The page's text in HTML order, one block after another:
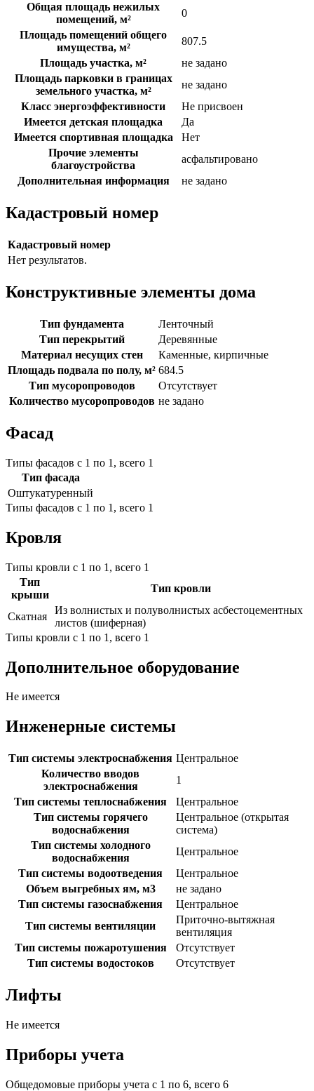
Общая площадь нежилых
помещений, м²
0
Площадь помещений общего
имущества, м²
807.5
Площадь участка, м²
не задано
Площадь парковки в границах
земельного участка, м²
не задано
Класс энергоэффективности
Не присвоен
Имеется детская площадка
Да
Имеется спортивная площадка
Нет
Прочие элементы
благоустройства
асфальтировано
Дополнительная информация
не задано
Кадастровый номер
Кадастровый номер
Нет результатов.
Конструктивные элементы дома
Тип фундамента
Ленточный
Тип перекрытий
Деревянные
Материал несущих стен
Каменные, кирпичные
Площадь подвала по полу, м² 684.5
Тип мусоропроводов
Отсутствует
Количество мусоропроводов не задано
Фасад
Типы фасадов с 1 по 1, всего 1
Тип фасада
Оштукатуренный
Типы фасадов с 1 по 1, всего 1
Кровля
Типы кровли с 1 по 1, всего 1
Тип
крыши
Тип кровли
Скатная
Из волнистых и полуволнистых асбестоцементных
листов (шиферная)
Типы кровли с 1 по 1, всего 1
Дополнительное оборудование
Не имеется
Инженерные системы
Тип системы электроснабжения Центральное
Количество вводов
электроснабжения
1
Тип системы теплоснабжения
Центральное
Тип системы горячего
водоснабжения
Центральное (открытая
система)
Тип системы холодного
водоснабжения
Центральное
Тип системы водоотведения
Центральное
Объем выгребных ям, м3
не задано
Тип системы газоснабжения
Центральное
Тип системы вентиляции
Приточно-вытяжная
вентиляция
Тип системы пожаротушения
Отсутствует
Тип системы водостоков
Отсутствует
Лифты
Не имеется
Приборы учета
Общедомовые приборы учета с 1 по 6, всего 6